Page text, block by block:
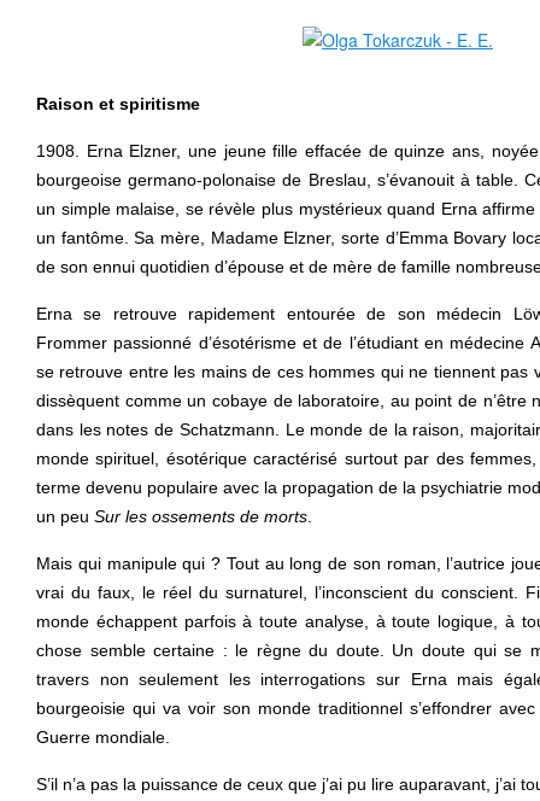
Raison et spiritisme
1908. Erna Elzner, une jeune fille effacée de quinze ans,
bourgeoise germano-polonaise de Breslau, s’évanouit à table.
un simple malaise, se révèle plus mystérieux quand Erna
un fantôme. Sa mère, Madame Elzner, sorte d’Emma Bovary
de son ennui quotidien d’épouse et de mère de famille
Erna se retrouve rapidement entourée de son médecin
Frommer passionné d’ésotérisme et de l’étudiant en médecine
se retrouve entre les mains de ces hommes qui ne tiennent pas
dissèquent comme un cobaye de laboratoire, au point de n’être
dans les notes de Schatzmann. Le monde de la raison,
monde spirituel, ésotérique caractérisé surtout par des
terme devenu populaire avec la propagation de la psychiatrie
un peu Sur les ossements de morts
Mais qui manipule qui ? Tout au long de son roman, l’autrice
vrai du faux, le réel du surnaturel, l’inconscient du conscient.
monde échappent parfois à toute analyse, à toute logique, à
chose semble certaine : le règne du doute. Un doute qui se
travers non seulement les interrogations sur Erna mais
bourgeoisie qui va voir son monde traditionnel s’effondrer
Guerre mondiale.
S’il n’a pas la puissance de ceux que j’ai pu lire auparavant, j’ai